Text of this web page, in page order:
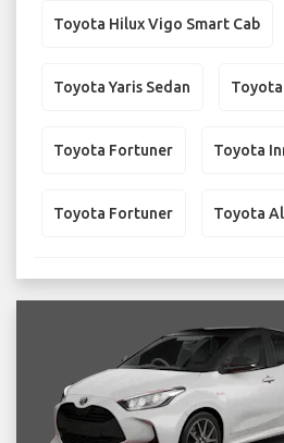
Toyota Hilux Vigo Smart Cab
Toyota Yaris Sedan
Toyota Fortuner Toyota
Toyota Fortuner Toyota